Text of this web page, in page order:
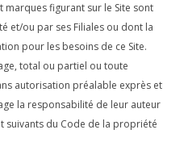
marques figurant sur le Site sont
et/ou par ses Filiales ou dont la
pour les besoins de ce Site.
total ou partiel ou toute
autorisation préalable exprès et
la responsabilité de leur auteur
suivants du Code de la propriété